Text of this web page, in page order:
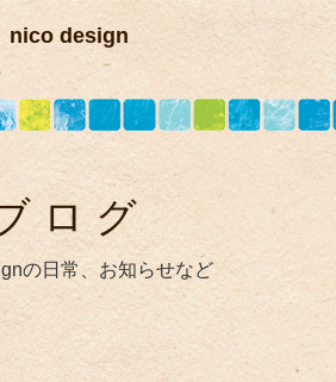
nico design
ログ
の日常、お知らせなど